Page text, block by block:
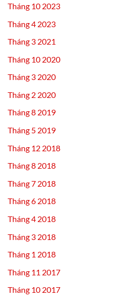
Tháng 10 2023
Tháng 4 2023
Tháng 3 2021
Tháng 10 2020
Tháng 3 2020
Tháng 2 2020
Tháng 8 2019
Tháng 5 2019
Tháng 12 2018
Tháng 8 2018
Tháng 7 2018
Tháng 6 2018
Tháng 4 2018
Tháng 3 2018
Tháng 1 2018
Tháng 11 2017
Tháng 10 2017